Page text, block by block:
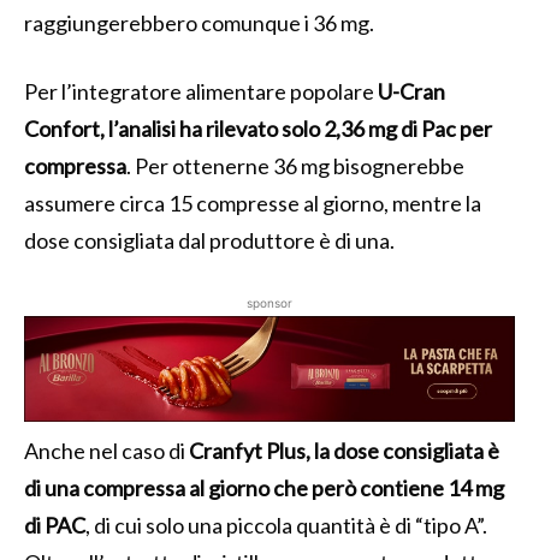
raggiungerebbero comunque i 36 mg.
Per l’integratore alimentare popolare U-Cran
Confort, l’analisi ha rilevato solo 2,36 mg di Pac per
compressa. Per ottenerne 36 mg bisognerebbe
assumere circa 15 compresse al giorno, mentre la
dose consigliata dal produttore è di una.
sponsor
Anche nel caso di Cranfyt Plus, la dose consigliata è
di una compressa al giorno che però contiene 14 mg
di PAC, di cui solo una piccola quantità è di “tipo A”.